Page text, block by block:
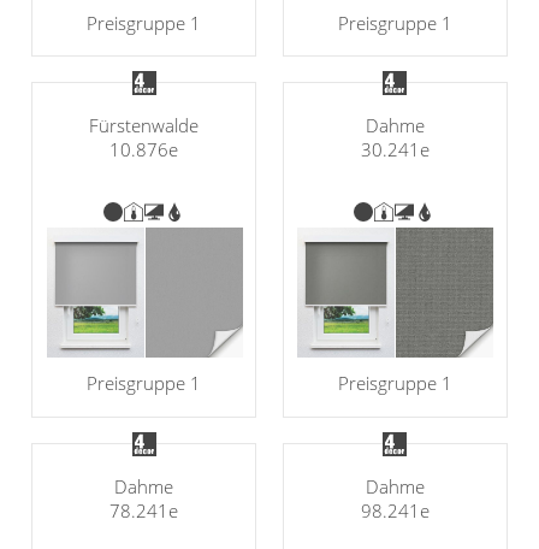
Preisgruppe 1 Preisgruppe 1
Fürstenwalde
10.876e
Preisgruppe 1
Dahme
30.241e
Preisgruppe 1
Dahme
78.241e
Dahme
98.241e